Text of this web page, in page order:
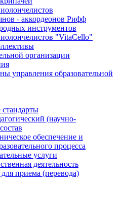
- аккордеонов Рифф
инструментов
"VitaCello"
организации
управления образовательной
стандарты
(научно-
обеспечение и
процесса
услуги
деятельность
приема (перевода)